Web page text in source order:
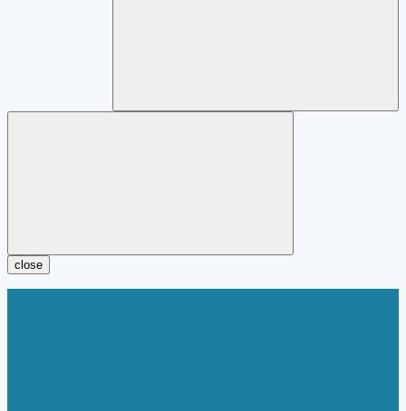
close